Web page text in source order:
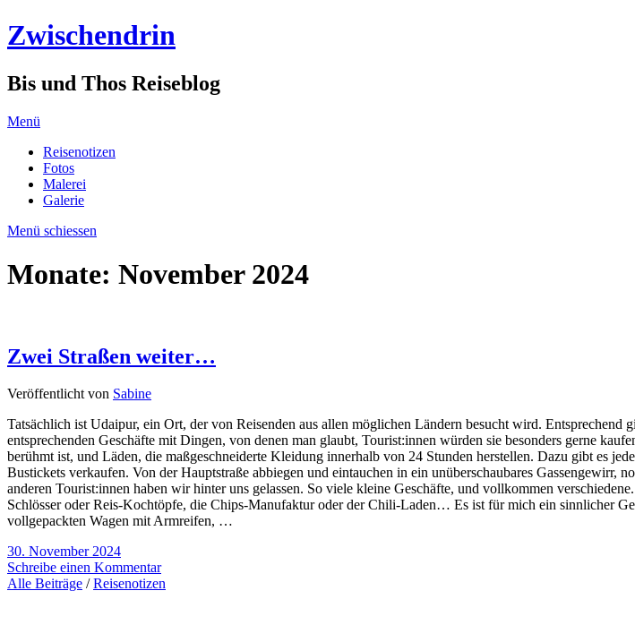
Zwischendrin
Bis und Thos Reiseblog
Menü
Reisenotizen
Fotos
Malerei
Galerie
Menü schiessen
Monate: November 2024
Zwei Straßen weiter…
Veröffentlicht von Sabine
Tatsächlich ist Udaipur, ein Ort, der von Reisenden aus allen möglichen Ländern besucht wird. Entsprechend
entsprechenden Geschäfte mit Dingen, von denen man glaubt, Tourist:innen würden sie besonders gerne
berühmt ist, und Läden, die maßgeschneiderte Kleidung innerhalb von 24 Stunden herstellen. Dazu gibt es
Bustickets verkaufen. Von der Hauptstraße abbiegen und eintauchen in ein unüberschaubares
anderen Tourist:innen haben wir hinter uns gelassen. So viele kleine Geschäfte, und vollkommen
Schlösser oder Reis-Kochtöpfe, die Chips-Manufaktur oder der Chili-Laden… Es ist für mich ein sinnlicher
vollgepackten Wagen mit Armreifen, …
30. November 2024
Schreibe einen Kommentar
Alle Beiträge /Reisenotizen